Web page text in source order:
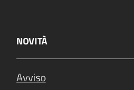
NOVITÀ
Avviso